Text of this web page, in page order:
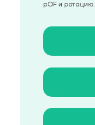
pOF и ротацию.